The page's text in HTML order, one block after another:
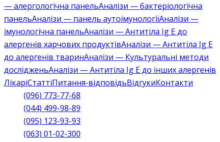
— алергологічна панельАналізи — бактеріологічна
панельАналізи — панель аутоімунологіїАналізи —
імунологічна панельАналізи — Антитіла Ig E до
алергенів харчових продуктівАналізи — Антитіла Ig E
до алергенів тваринАналізи — Культуральні методи
дослідженьАналізи — Антитіла Ig E до інших алергенів
ЛікаріСтаттіПитання-відповідьВідгукиКонтакти
(096) 773-77-68
(044) 499-98-89
(095) 123-93-93
(063) 01-02-300